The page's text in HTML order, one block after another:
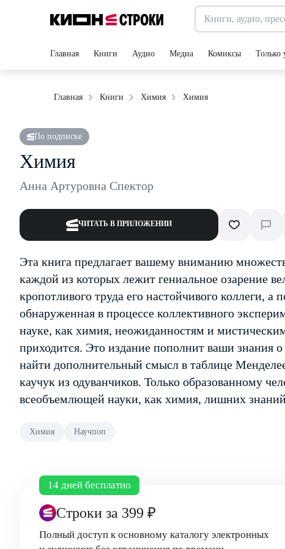
Главная Книги Аудио Медиа Комиксы Только
Главная Книги Химия Химия
По подписке
Химия
Анна Артуровна Спектор
ЧИТАТЬ В ПРИЛОЖЕНИИ
Эта книга предлагает вашему вниманию
каждой из которых лежит гениальное озарение
кропотливого труда его настойчивого коллеги, а
обнаруженная в процессе коллективного
науке, как химия, неожиданностям и
приходится. Это издание пополнит ваши знания
найти дополнительный смысл в таблице
каучук из одуванчиков. Только образованному
всеобъемлющей науки, как химия, лишних
Химия Научпоп
14 дней бесплатно
Строки за 399 ₽
Полный доступ к основному каталогу электронных